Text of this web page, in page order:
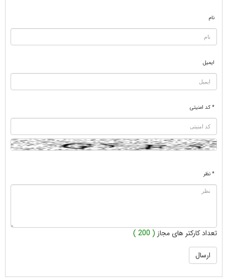
نام
ایمیل
* کد امنیتی
* نظر
تعداد کارکتر های مجاز ( 200 )